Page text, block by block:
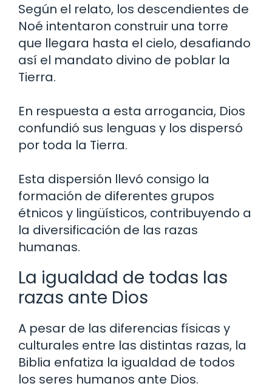
Según el relato, los descendientes de
Noé intentaron construir una torre
que llegara hasta el cielo, desafiando
así el mandato divino de poblar la
Tierra.
En respuesta a esta arrogancia, Dios
confundió sus lenguas y los dispersó
por toda la Tierra.
Esta dispersión llevó consigo la
formación de diferentes grupos
étnicos y lingüísticos, contribuyendo a
la diversificación de las razas
humanas.
La igualdad de todas las
razas ante Dios
A pesar de las diferencias físicas y
culturales entre las distintas razas, la
Biblia enfatiza la igualdad de todos
los seres humanos ante Dios.